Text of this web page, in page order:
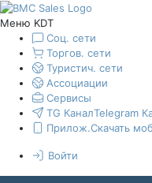
Меню KDT
Соц. сети
Торгов. сети
Туристич. сети
Ассоциации
Сервисы
TG КаналTelegram
Прилож.Скачать
Войти